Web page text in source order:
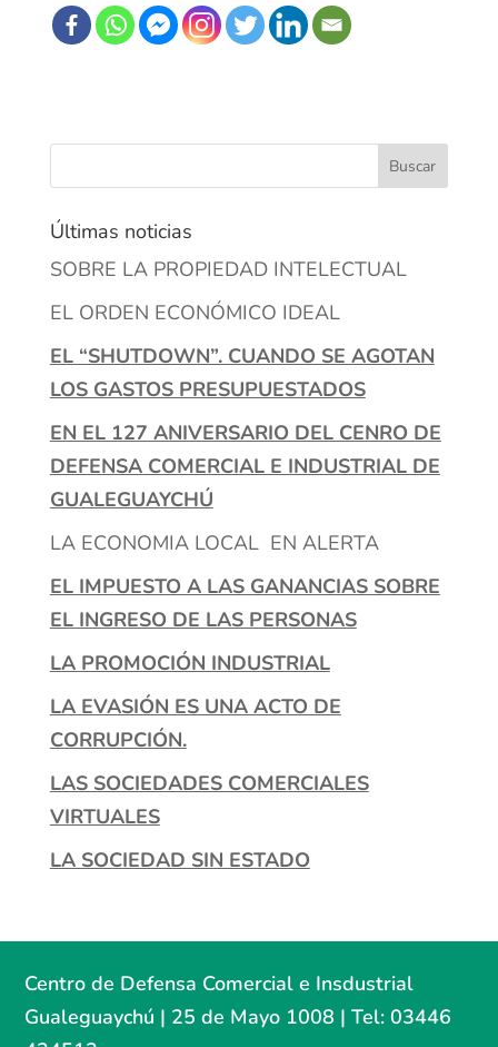
Últimas noticias
SOBRE LA PROPIEDAD INTELECTUAL
EL ORDEN ECONÓMICO IDEAL
EL “SHUTDOWN”. CUANDO SE AGOTAN
LOS GASTOS PRESUPUESTADOS
EN EL 127 ANIVERSARIO DEL CENRO DE
DEFENSA COMERCIAL E INDUSTRIAL DE
GUALEGUAYCHÚ
LA ECONOMIA LOCAL EN ALERTA
EL IMPUESTO A LAS GANANCIAS SOBRE
EL INGRESO DE LAS PERSONAS
LA PROMOCIÓN INDUSTRIAL
LA EVASIÓN ES UNA ACTO DE
CORRUPCIÓN.
LAS SOCIEDADES COMERCIALES
VIRTUALES
LA SOCIEDAD SIN ESTADO
Centro de Defensa Comercial e Insdustrial
Gualeguaychú | 25 de Mayo 1008 | Tel: 03446